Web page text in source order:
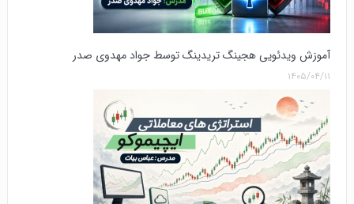
آموزش ویدئویی هجینگ تریدینگ توسط جواد مهدوی صدر
۱۴۰۵/۰۴/۱۱